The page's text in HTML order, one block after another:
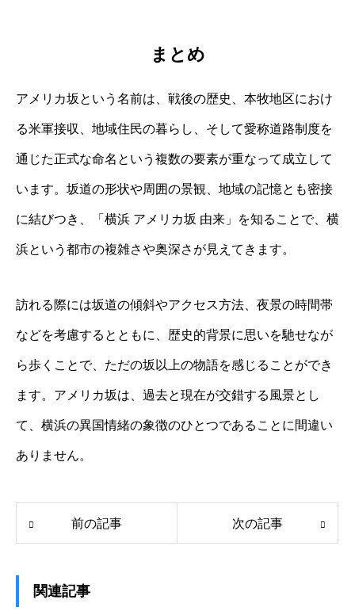
まとめ
アメリカ坂という名前は、戦後の歴史、本牧地区におけ
る米軍接収、地域住民の暮らし、そして愛称道路制度を
通じた正式な命名という複数の要素が重なって成立して
います。坂道の形状や周囲の景観、地域の記憶とも密接
に結びつき、「横浜 アメリカ坂 由来」を知ることで、横
浜という都市の複雑さや奥深さが見えてきます。
訪れる際には坂道の傾斜やアクセス方法、夜景の時間帯
などを考慮するとともに、歴史的背景に思いを馳せなが
ら歩くことで、ただの坂以上の物語を感じることができ
ます。アメリカ坂は、過去と現在が交錯する風景とし
て、横浜の異国情緒の象徴のひとつであることに間違い
ありません。
前の記事 次の記事
関連記事